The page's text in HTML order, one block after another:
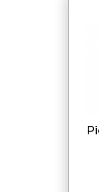
pied pour siège rotatif et